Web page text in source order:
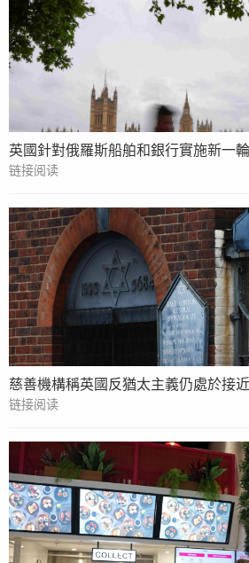
英國針對俄羅斯船舶和銀行實施新一
链接阅读
慈善機構稱英國反猶太主義仍處於接
链接阅读